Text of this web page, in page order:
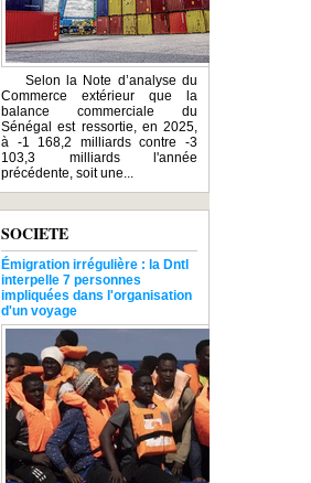
Selon la Note d’analyse du
Commerce extérieur que la
balance commerciale du
Sénégal est ressortie, en 2025,
à -1 168,2 milliards contre -3
103,3 milliards l'année
précédente, soit une...
SOCIETE
Émigration irrégulière : la Dntl
interpelle 7 personnes
impliquées dans l'organisation
d'un voyage